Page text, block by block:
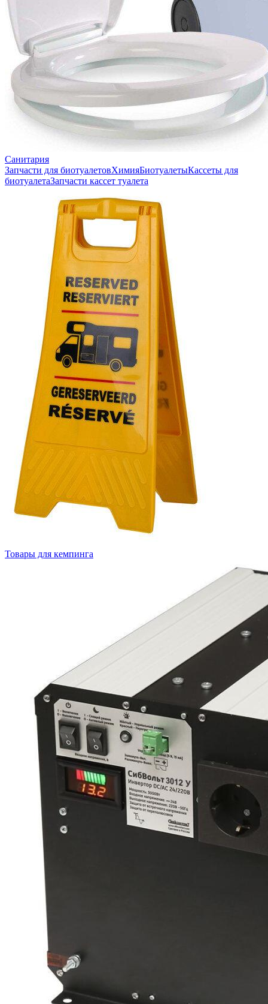
Санитария
Запчасти для биотуалетовХимияБиотуалетыКассеты для
биотуалетаЗапчасти кассет туалета
Товары для кемпинга